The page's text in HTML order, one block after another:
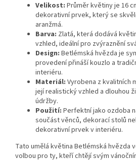
Velikost: Průměr květiny je 16
dekorativní prvek, který se
aranžmá.
Barva: Zlatá, která dodává
vzhled, ideální pro zvýraznění
Design: Betlémská hvězda je
provedení přináší kouzlo a
interiéru.
Materiál: Vyrobena z kvalitních
její realistický vzhled a dlouhou
údržby.
Použití: Perfektní jako ozdoba
součást věnců, dekorací stolů
dekorativní prvek v interiéru.
Tato umělá květina Betlémská hvězda
volbou pro ty, kteří chtějí svým